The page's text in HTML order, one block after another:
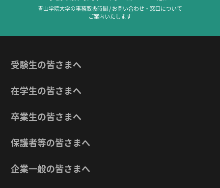
青山学院大学の事務取扱時間 / お問い合わせ・窓口について
ご案内いたします
受験生の皆さまへ
在学生の皆さまへ
卒業生の皆さまへ
保護者等の皆さまへ
企業一般の皆さまへ